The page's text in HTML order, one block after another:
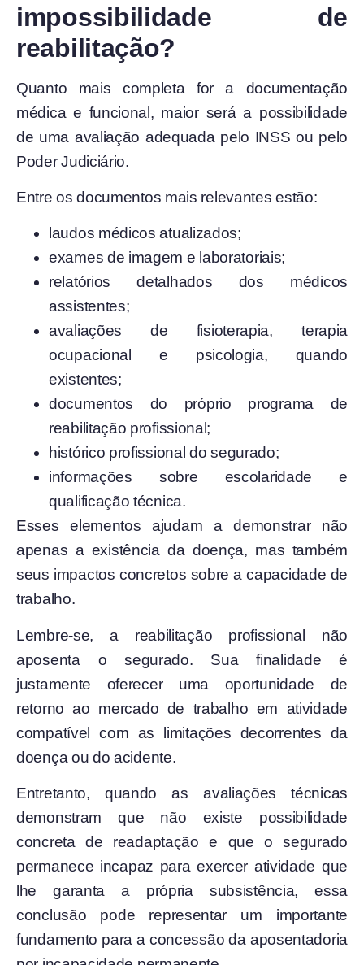
impossibilidade de
reabilitação?
Quanto mais completa for a documentação
médica e funcional, maior será a possibilidade
de uma avaliação adequada pelo INSS ou pelo
Poder Judiciário.
Entre os documentos mais relevantes estão:
laudos médicos atualizados;
exames de imagem e laboratoriais;
relatórios detalhados dos médicos
assistentes;
avaliações de fisioterapia, terapia
ocupacional e psicologia, quando
existentes;
documentos do próprio programa de
reabilitação profissional;
histórico profissional do segurado;
informações sobre escolaridade e
qualificação técnica.
Esses elementos ajudam a demonstrar não
apenas a existência da doença, mas também
seus impactos concretos sobre a capacidade de
trabalho.
Lembre-se, a reabilitação profissional não
aposenta o segurado. Sua finalidade é
justamente oferecer uma oportunidade de
retorno ao mercado de trabalho em atividade
compatível com as limitações decorrentes da
doença ou do acidente.
Entretanto, quando as avaliações técnicas
demonstram que não existe possibilidade
concreta de readaptação e que o segurado
permanece incapaz para exercer atividade que
lhe garanta a própria subsistência, essa
conclusão pode representar um importante
fundamento para a concessão da aposentadoria